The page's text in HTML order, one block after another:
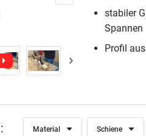
stabiler
Spannen
Profil
Material Schiene